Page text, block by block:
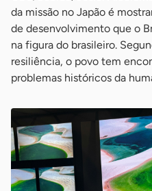
da missão no Japão é
de desenvolvimento que o
na figura do brasileiro.
resiliência, o povo tem
problemas históricos da